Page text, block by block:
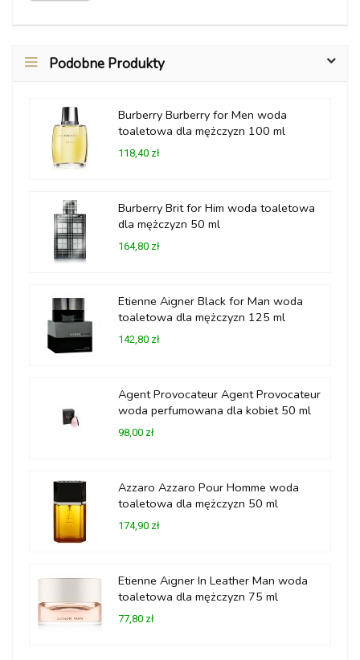
Podobne Produkty
Burberry Burberry for Men woda
toaletowa dla mężczyzn 100 ml
118,40 zł
Burberry Brit for Him woda toaletowa
dla mężczyzn 50 ml
164,80 zł
Etienne Aigner Black for Man woda
toaletowa dla mężczyzn 125 ml
142,80 zł
Agent Provocateur Agent Provocateur
woda perfumowana dla kobiet 50 ml
98,00 zł
Azzaro Azzaro Pour Homme woda
toaletowa dla mężczyzn 50 ml
174,90 zł
Etienne Aigner In Leather Man woda
toaletowa dla mężczyzn 75 ml
77,80 zł